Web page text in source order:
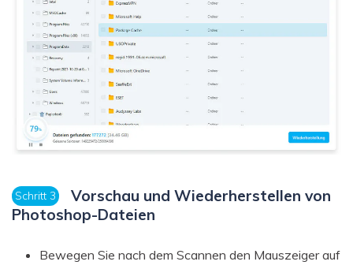
Schritt 3
Vorschau und Wiederherstellen von
Photoshop-Dateien
Bewegen Sie nach dem Scannen den Mauszeiger auf